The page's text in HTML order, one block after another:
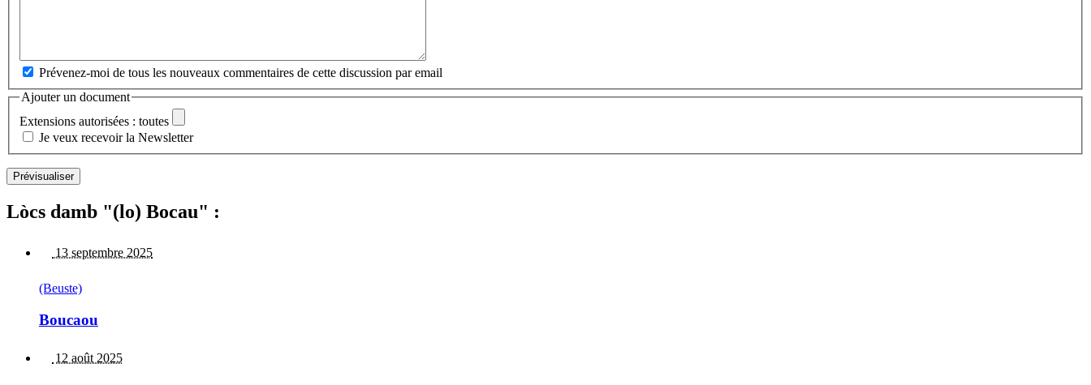
Prévenez-moi de tous les nouveaux commentaires de cette discussion par email
Ajouter un document
Extensions autorisées : toutes
Je veux recevoir la Newsletter
Lòcs damb "(lo) Bocau" :
13 septembre 2025
(Beuste)
Boucaou
12 août 2025